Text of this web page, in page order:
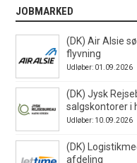
JOBMARKED
(DK) Air Alsie
flyvning
Udløber: 01.09.2026
(DK) Jysk
salgskontorer i
Udløber: 10.09.2026
(DK)
afdeling